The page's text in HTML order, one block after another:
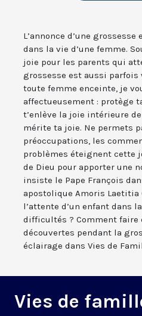
L’annonce d’une
dans la vie d’une femme.
joie pour les parents qui
grossesse est aussi
toute femme enceinte, je
affectueusement : protège
t’enlève la joie intérieure
mérite ta joie. Ne permets
préoccupations, les
problèmes éteignent cette
de Dieu pour apporter une
insiste le Pape François
apostolique Amoris Laetitia
l’attente d’un enfant dans
difficultés ? Comment faire
découvertes pendant la
éclairage dans Vies de
Vies de